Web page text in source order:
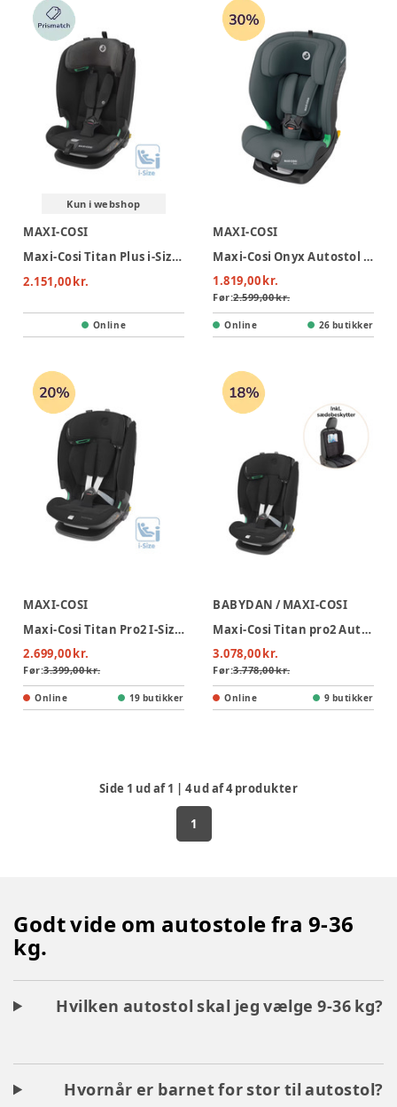
tilpasses dit barns vækst, så du får en autostol, der kan
bruges i længere tid.
Kun i webshop
MAXI-COSI
Maxi-Cosi Titan Plus i-Size Autostol - Authentic Black
2.151,00 kr.
Online
MAXI-COSI
Maxi-Cosi Onyx Autostol - Full Graphite
1.819,00 kr.
Før:2.599,00 kr.
Online 26 butikker
MAXI-COSI
Maxi-Cosi Titan Pro2 I-Size Autostol - Authentic Black
2.699,00 kr.
Før:3.399,00 kr.
Online 19 butikker
BABYDAN / MAXI-COSI
Maxi-Cosi Titan pro2 Autostol - authentic black inkl. 3i1 sædebeskytter
3.078,00 kr.
Før:3.778,00 kr.
Online 9 butikker
Side 1 ud af1 | 4ud af4produkter
1
Godt vide om autostole fra 9-36
kg.
Hvilken autostol skal jeg vælge 9-36 kg?
Hvornår er barnet for stor til autostol?